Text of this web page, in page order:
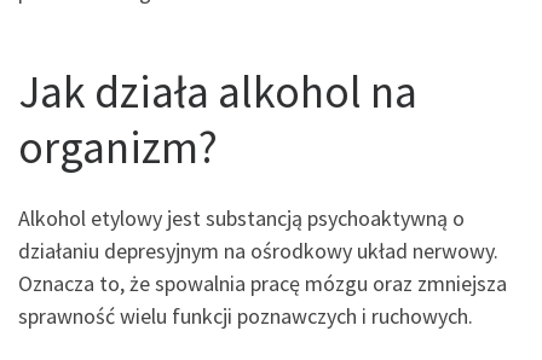
Jak działa alkohol na
organizm?
Alkohol etylowy jest substancją psychoaktywną o
działaniu depresyjnym na ośrodkowy układ nerwowy.
Oznacza to, że spowalnia pracę mózgu oraz zmniejsza
sprawność wielu funkcji poznawczych i ruchowych.